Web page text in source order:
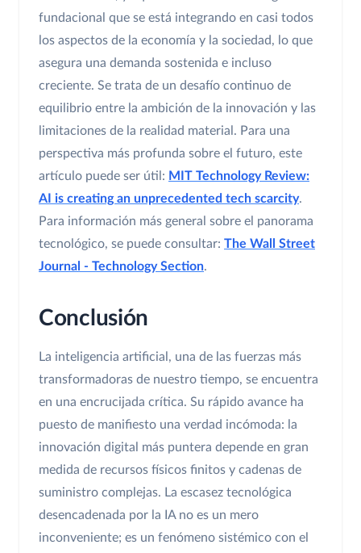
fundacional que se está integrando en casi todos
los aspectos de la economía y la sociedad, lo que
asegura una demanda sostenida e incluso
creciente. Se trata de un desafío continuo de
equilibrio entre la ambición de la innovación y las
limitaciones de la realidad material. Para una
perspectiva más profunda sobre el futuro, este
artículo puede ser útil: MIT Technology Review:
AI is creating an unprecedented tech scarcity.
Para información más general sobre el panorama
tecnológico, se puede consultar: The Wall Street
Journal - Technology Section.
Conclusión
La inteligencia artificial, una de las fuerzas más
transformadoras de nuestro tiempo, se encuentra
en una encrucijada crítica. Su rápido avance ha
puesto de manifiesto una verdad incómoda: la
innovación digital más puntera depende en gran
medida de recursos físicos finitos y cadenas de
suministro complejas. La escasez tecnológica
desencadenada por la IA no es un mero
inconveniente; es un fenómeno sistémico con el